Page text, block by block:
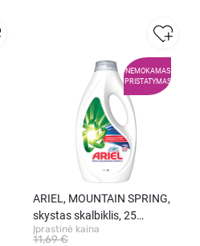
NEMOKAMAS
PRISTATYMAS
ARIEL, MOUNTAIN SPRING,
skystas skalbiklis, 25
skalbimai, 1,125 l.
Įprastinė kaina
11,69 €